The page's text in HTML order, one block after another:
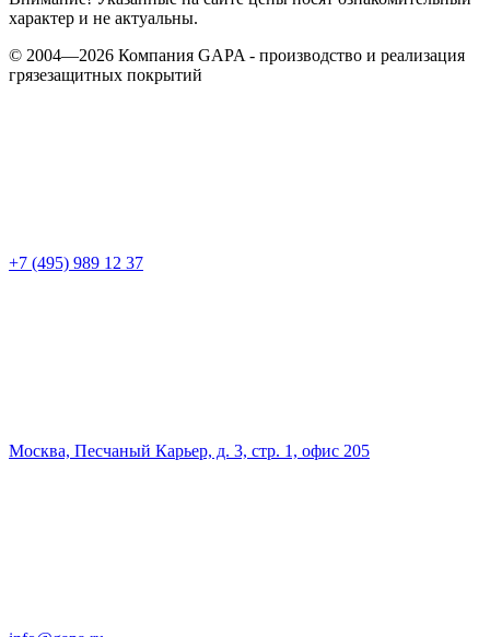
характер и не актуальны.
© 2004—2026 Компания GAPA - производство и реализация
грязезащитных покрытий
+7 (495) 989 12 37
Москва, Песчаный Карьер, д. 3, стр. 1, офис 205